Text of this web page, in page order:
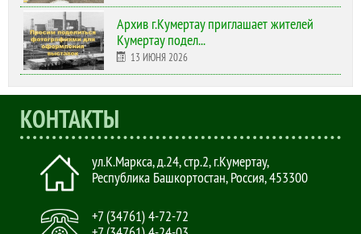
Архив г.Кумертау приглашает жителей
Кумертау подел...
13 ИЮНЯ 2026
КОНТАКТЫ
ул.К.Маркса, д.24, стр.2,г.Кумертау,
Республика Башкортостан, Россия,453300
+7 (34761) 4-72-72